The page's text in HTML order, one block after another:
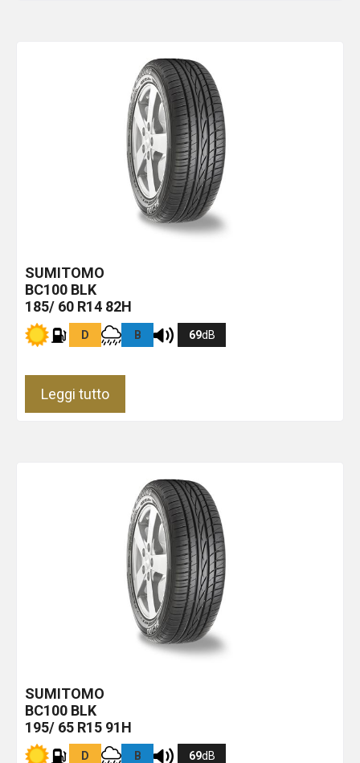
SUMITOMO
BC100 BLK
185/ 60 R14 82H
D B 69dB
Leggi tutto
SUMITOMO
BC100 BLK
195/ 65 R15 91H
D B 69dB